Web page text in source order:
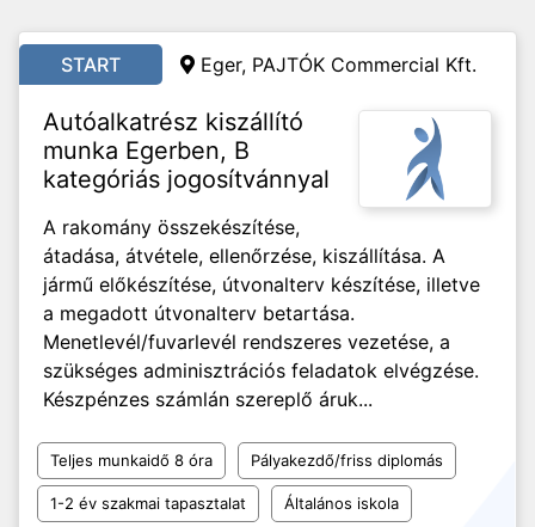
START Eger, PAJTÓK Commercial Kft.
Autóalkatrész kiszállító
munka Egerben, B
kategóriás jogosítvánnyal
A rakomány összekészítése,
átadása, átvétele, ellenőrzése, kiszállítása. A
jármű előkészítése, útvonalterv készítése, illetve
a megadott útvonalterv betartása.
Menetlevél/fuvarlevél rendszeres vezetése, a
szükséges adminisztrációs feladatok elvégzése.
Készpénzes számlán szereplő áruk...
Teljes munkaidő 8 óra Pályakezdő/friss diplomás
1-2 év szakmai tapasztalat Általános iskola